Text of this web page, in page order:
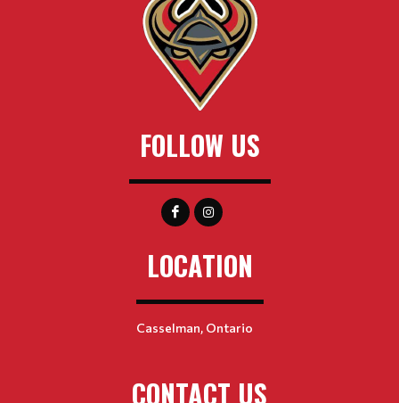
FOLLOW US
LOCATION
Casselman, Ontario
CONTACT US